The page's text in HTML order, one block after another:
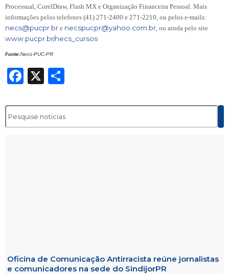
Processual, CorelDraw, Flash MX e Organização Financeira Pessoal. Mais
informações pelos telefones (41) 271-2400 e 271-2210, ou pelos e-mails:
necs@pucpr.br e necspucpr@yahoo.com.br , ou ainda pelo site
www.pucpr.br/necs_cursos
Fonte:Necs-PUC-PR
Facebook
X
Oficina de Comunicação Antirracista reúne jornalistas
e comunicadores na sede do SindijorPR